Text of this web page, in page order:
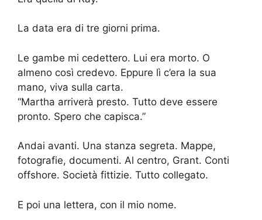
La data era di tre giorni prima.
Le gambe mi cedettero. Lui era morto. O
almeno così credevo. Eppure lì c’era la sua
mano, viva sulla carta.
“Martha arriverà presto. Tutto deve essere
pronto. Spero che capisca.”
Andai avanti. Una stanza segreta. Mappe,
fotografie, documenti. Al centro, Grant. Conti
offshore. Società fittizie. Tutto collegato.
E poi una lettera, con il mio nome.